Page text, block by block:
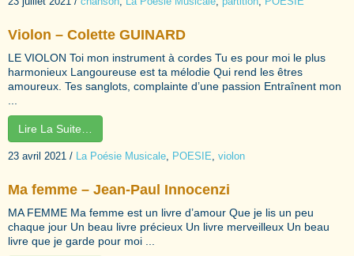
Violon – Colette GUINARD
LE VIOLON Toi mon instrument à cordes Tu es pour moi le plus
harmonieux Langoureuse est ta mélodie Qui rend les êtres
amoureux. Tes sanglots, complainte d’une passion Entraînent mon
Lire La Suite…
23 avril 2021 / La Poésie Musicale POESIE violon
Ma femme – Jean-Paul Innocenzi
MA FEMME Ma femme est un livre d’amour Que je lis un peu
chaque jour Un beau livre précieux Un livre merveilleux Un beau
livre que je garde pour moi ...